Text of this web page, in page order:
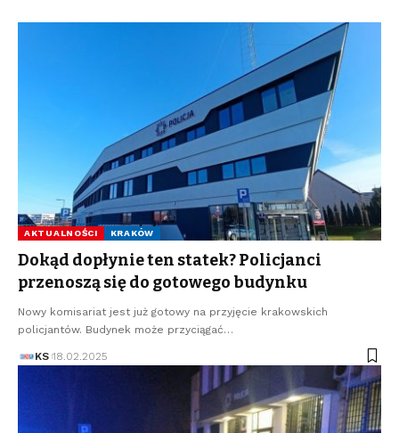
AKTUALNOŚCI KRAKÓW
Dokąd dopłynie ten statek? Policjanci
przenoszą się do gotowego budynku
Nowy komisariat jest już gotowy na przyjęcie krakowskich
policjantów. Budynek może przyciągać…
KS 18.02.2025